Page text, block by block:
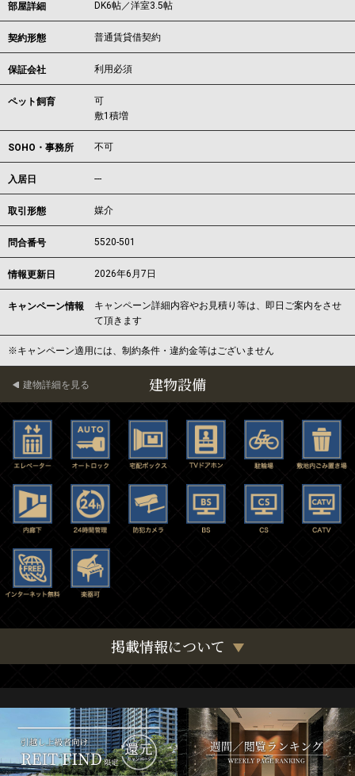
部屋詳細 DK6帖／洋室3.5帖
契約形態 普通賃貸借契約
保証会社 利用必須
ペット飼育
可
敷1積増
SOHO・事務所 不可
入居日 ---
取引形態 媒介
問合番号 5520-501
情報更新日 2026年6月7日
キャンペーン情報
キャンペーン詳細内容やお見積り等は、即日ご案内をさせ
て頂きます
※キャンペーン適用には、制約条件・違約金等はございません
建物設備
建物詳細を見る
掲載情報について